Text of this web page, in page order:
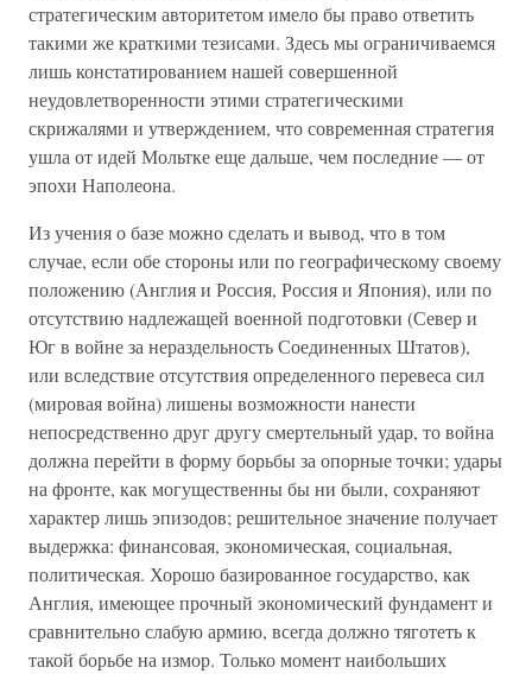
стратегическим авторитетом имело бы право ответить
такими же краткими тезисами. Здесь мы ограничиваемся
лишь констатированием нашей совершенной
неудовлетворенности этими стратегическими
скрижалями и утверждением, что современная стратегия
ушла от идей Мольтке еще дальше, чем последние — от
эпохи Наполеона.
Из учения о базе можно сделать и вывод, что в том
случае, если обе стороны или по географическому своему
положению (Англия и Россия, Россия и Япония), или по
отсутствию надлежащей военной подготовки (Север и
Юг в войне за нераздельность Соединенных Штатов),
или вследствие отсутствия определенного перевеса сил
(мировая война) лишены возможности нанести
непосредственно друг другу смертельный удар, то война
должна перейти в форму борьбы за опорные точки; удары
на фронте, как могущественны бы ни были, сохраняют
характер лишь эпизодов; решительное значение получает
выдержка: финансовая, экономическая, социальная,
политическая. Хорошо базированное государство, как
Англия, имеющее прочный экономический фундамент и
сравнительно слабую армию, всегда должно тяготеть к
такой борьбе на измор. Только момент наибольших